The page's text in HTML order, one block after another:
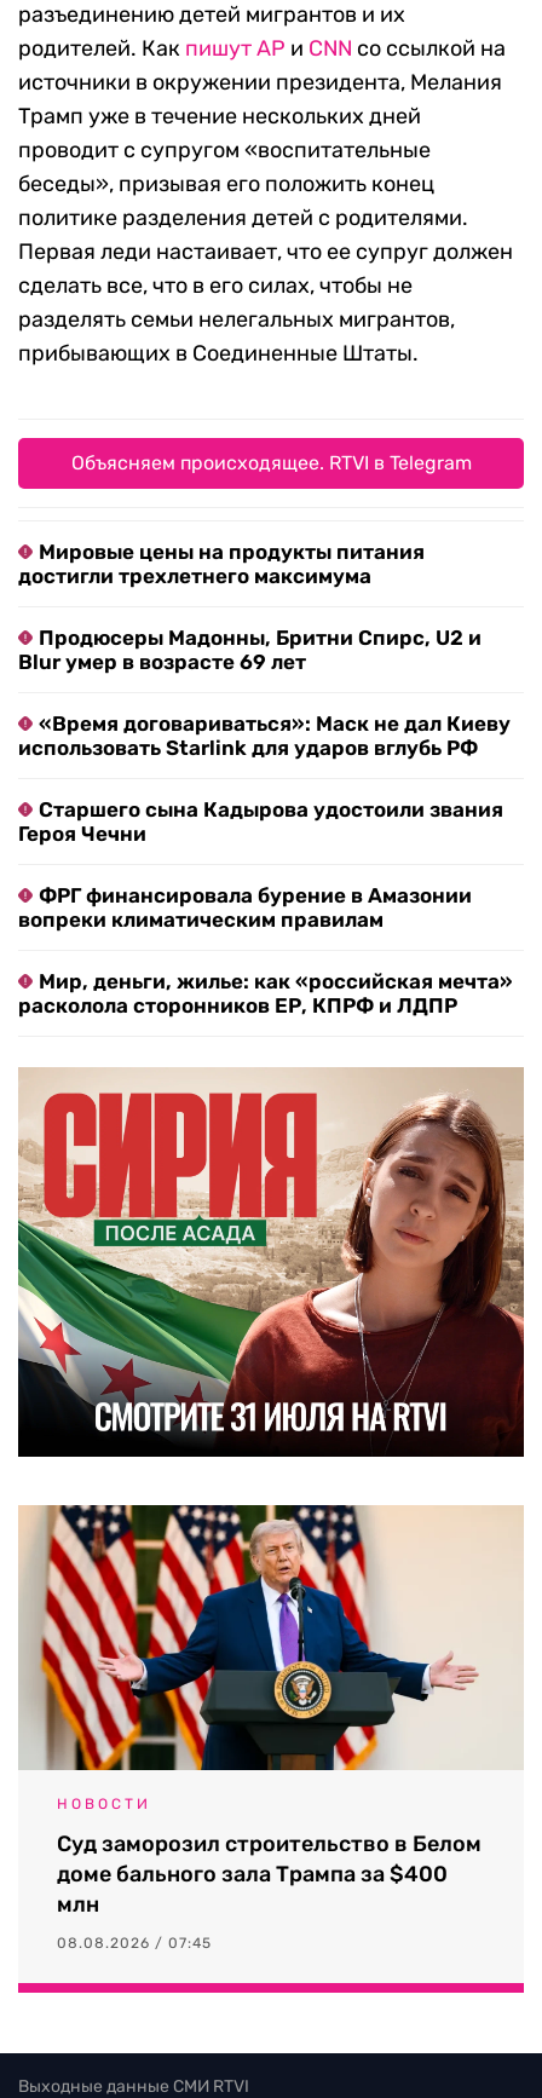
разъединению детей мигрантов и их
родителей. Как пишут AP и CNN со ссылкой на
источники в окружении президента, Мелания
Трамп уже в течение нескольких дней
проводит с супругом «воспитательные
беседы», призывая его положить конец
политике разделения детей с родителями.
Первая леди настаивает, что ее супруг должен
сделать все, что в его силах, чтобы не
разделять семьи нелегальных мигрантов,
прибывающих в Соединенные Штаты.
Объясняем происходящее. RTVI в Telegram
Мировые цены на продукты питания
достигли трехлетнего максимума
Продюсеры Мадонны, Бритни Спирс, U2 и
Blur умер в возрасте 69 лет
«Время договариваться»: Маск не дал Киеву
использовать Starlink для ударов вглубь РФ
Старшего сына Кадырова удостоили звания
Героя Чечни
ФРГ финансировала бурение в Амазонии
вопреки климатическим правилам
Мир, деньги, жилье: как «российская мечта»
расколола сторонников ЕР, КПРФ и ЛДПР
НОВОСТИ
Суд заморозил строительство в Белом
доме бального зала Трампа за $400
млн
08.08.2026 / 07:45
Выходные данные СМИ RTVI